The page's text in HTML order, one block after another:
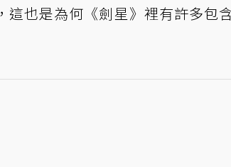
也是為何《劍星》裡有許多包